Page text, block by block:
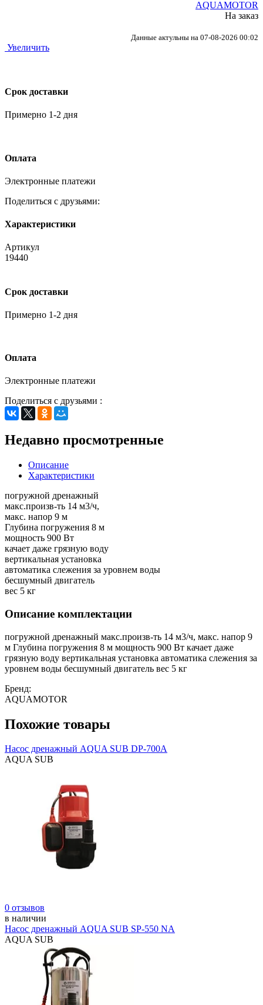
AQUAMOTOR
На заказ
Данные актульны на 07-08-2026 00:02
Увеличить
Срок доставки
Примерно 1-2 дня
Оплата
Электронные платежи
Поделиться с друзьями:
Характеристики
Артикул
19440
Срок доставки
Примерно 1-2 дня
Оплата
Электронные платежи
Поделиться с друзьями :
Недавно просмотренные
Описание
Характеристики
погружной дренажный
макс.произв-ть 14 м3/ч,
макс. напор 9 м
Глубина погружения 8 м
мощность 900 Вт
качает даже грязную воду
вертикальная установка
автоматика слежения за уровнем воды
бесшумный двигатель
вес 5 кг
Описание комплектации
погружной дренажный макс.произв-ть 14 м3/ч, макс. напор 9
м Глубина погружения 8 м мощность 900 Вт качает даже
грязную воду вертикальная установка автоматика слежения за
уровнем воды бесшумный двигатель вес 5 кг
Бренд:
AQUAMOTOR
Похожие товары
Насос дренажный AQUA SUB DP-700А
AQUA SUB
0 отзывов
в наличии
Насос дренажный AQUA SUB SP-550 NA
AQUA SUB